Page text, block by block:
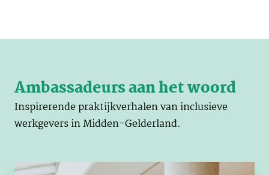
Ambassadeurs aan het woord
Inspirerende praktijkverhalen van inclusieve
werkgevers in Midden-Gelderland.